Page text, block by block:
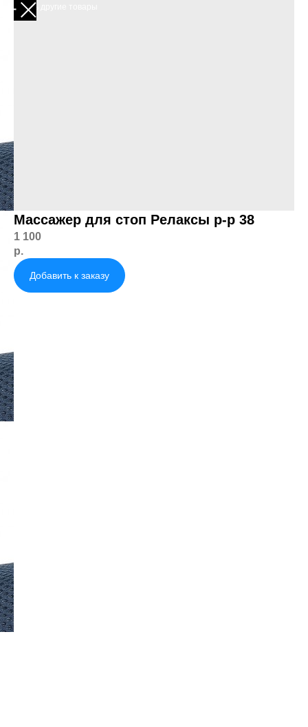
Смотреть другие товары
Массажер для стоп Релаксы р-р 38
1 100
р.
Добавить к заказу